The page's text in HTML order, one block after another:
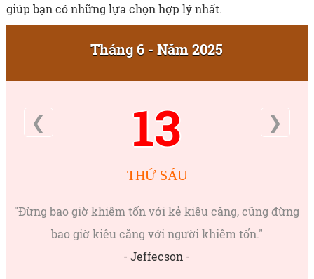
giúp bạn có những lựa chọn hợp lý nhất.
Tháng 6 - Năm 2025
❮ 13 ❯
THỨ SÁU
"Đừng bao giờ khiêm tốn với kẻ kiêu căng, cũng đừng
bao giờ kiêu căng với người khiêm tốn."
- Jeffecson -